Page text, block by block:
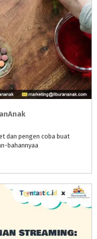
dan pengen coba buat
bahannyaa